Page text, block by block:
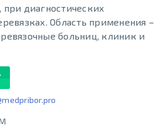
диагностических
Область применения –
больниц, клиник и